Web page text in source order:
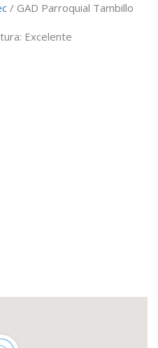
/ GAD Parroquial Tambillo
Excelente